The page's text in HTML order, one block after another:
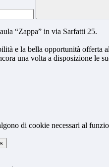
“Zappa” in via Sarfatti 25.
e la bella opportunità offerta
una volta a disposizione le
di cookie necessari al